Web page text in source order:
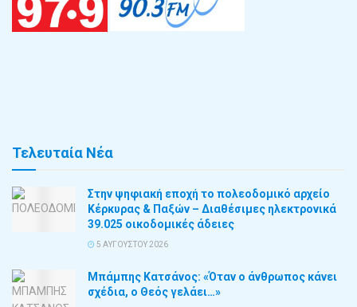
Τελευταία Νέα
Στην ψηφιακή εποχή το πολεοδομικό αρχείο
Κέρκυρας & Παξών – Διαθέσιμες ηλεκτρονικά
39.025 οικοδομικές άδειες
5 ΑΥΓΟΎΣΤΟΥ 2026
Μπάμπης Κατσάνος: «Όταν ο άνθρωπος κάνει
σχέδια, ο Θεός γελάει…»